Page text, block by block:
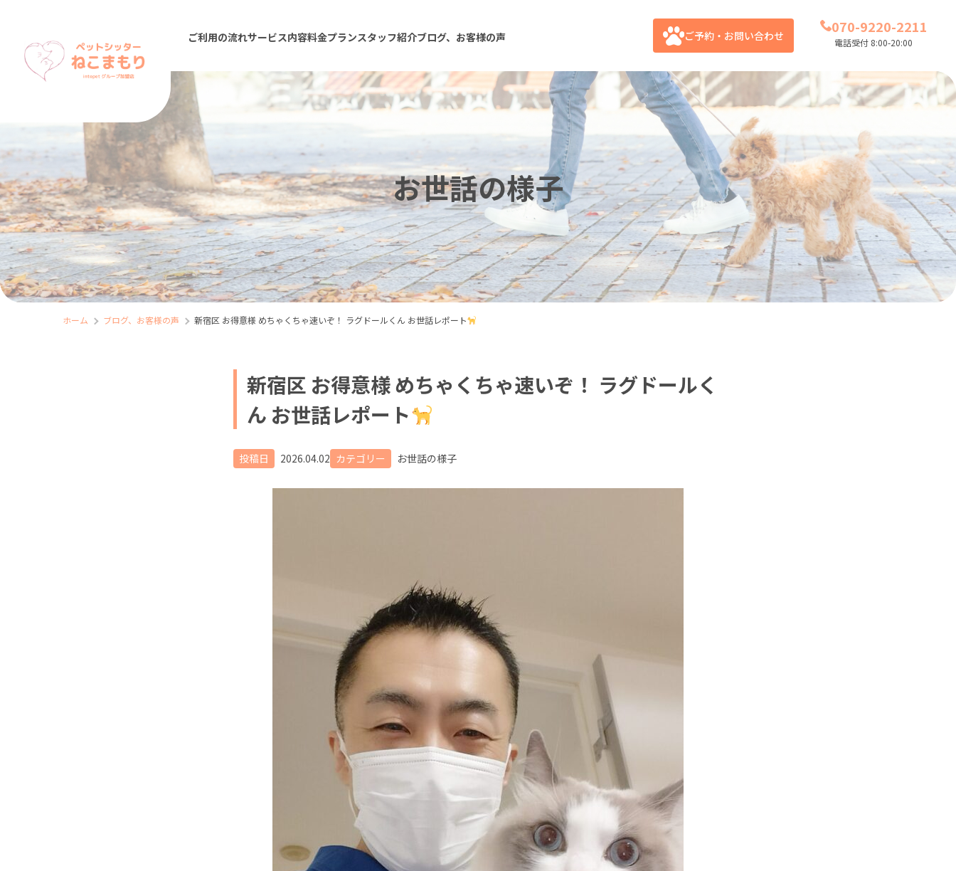
ご利用の流れサービス内容料金プランスタッフ紹介ブログ、お客様の声 ご予約・お問い合わせ 070-9220-2211
電話受付 8:00-20:00
お世話の様子
ホーム ブログ、お客様の声 新宿区 お得意様 めちゃくちゃ速いぞ！ ラグドールくん お世話レポート
新宿区 お得意様 めちゃくちゃ速いぞ！ ラグドールく
ん お世話レポート
投稿日 2026.04.02 カテゴリー お世話の様子